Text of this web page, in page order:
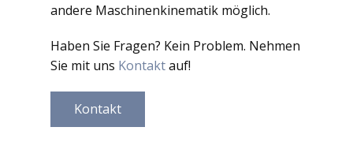
andere Maschinenkinematik möglich.
Haben Sie Fragen? Kein Problem. Nehmen
Sie mit uns Kontaktauf!
Kontakt